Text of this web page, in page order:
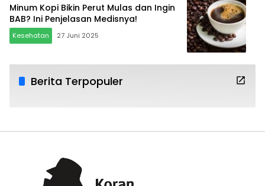
Minum Kopi Bikin Perut Mulas dan Ingin
BAB? Ini Penjelasan Medisnya!
Kesehatan 27 Juni 2025
Berita Terpopuler